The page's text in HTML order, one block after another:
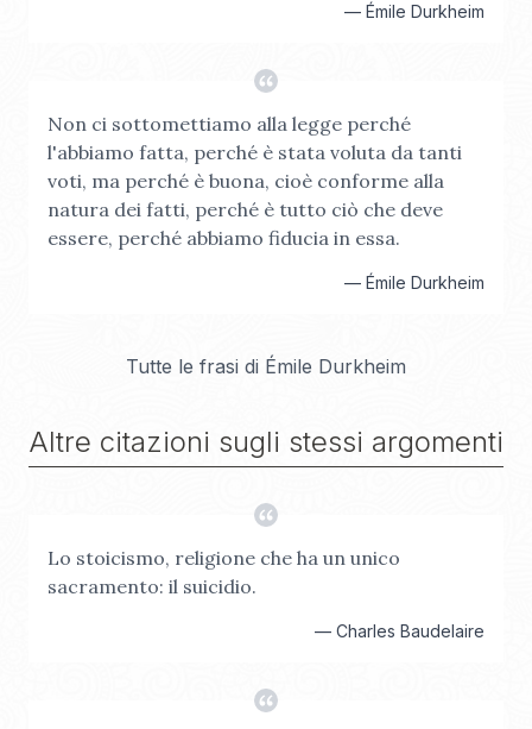
— Émile Durkheim
Non ci sottomettiamo alla legge perché
l'abbiamo fatta, perché è stata voluta da tanti
voti, ma perché è buona, cioè conforme alla
natura dei fatti, perché è tutto ciò che deve
essere, perché abbiamo fiducia in essa.
— Émile Durkheim
Tutte le frasi di Émile Durkheim
Altre citazioni sugli stessi argomenti
Lo stoicismo, religione che ha un unico
sacramento: il suicidio.
— Charles Baudelaire